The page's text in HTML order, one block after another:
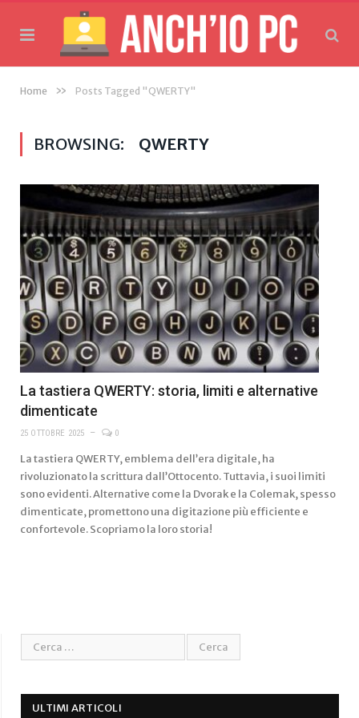
Home » Posts Tagged "QWERTY"
BROWSING: QWERTY
La tastiera QWERTY: storia, limiti e alternative
dimenticate
25 OTTOBRE 2025 0
La tastiera QWERTY, emblema dell’era digitale, ha
rivoluzionato la scrittura dall’Ottocento. Tuttavia, i suoi limiti
sono evidenti. Alternative come la Dvorak e la Colemak, spesso
dimenticate, promettono una digitazione più efficiente e
confortevole. Scopriamo la loro storia!
ULTIMI ARTICOLI